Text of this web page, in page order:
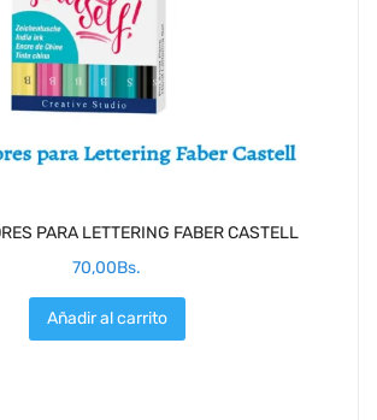
PARA LETTERING FABER CASTELL
70,00Bs.
Añadir al carrito